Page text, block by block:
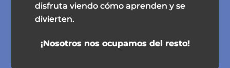
disfruta viendo cómo aprenden y se
divierten.
¡Nosotros nos ocupamos del resto!